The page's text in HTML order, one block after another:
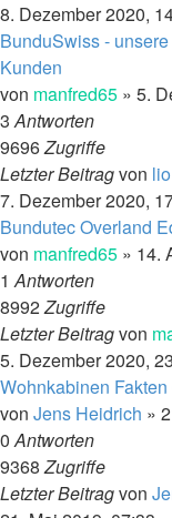
8. Dezember 2020,
BunduSwiss -
Kunden
von manfred65 » 5.
3Antworten
9696Zugriffe
Letzter Beitragvon lio
7. Dezember 2020,
Bundutec Overland
von manfred65 » 14.
1Antworten
8992Zugriffe
Letzter Beitragvon
5. Dezember 2020,
Wohnkabinen
von Jens Heidrich »
0Antworten
9368Zugriffe
Letzter Beitragvon